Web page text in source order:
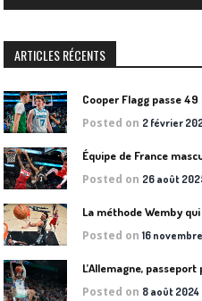
ARTICLES RÉCENTS
Cooper Flagg passe
Posted on 2 février
Équipe de France
Posted on 26 août
La méthode Wemby
Posted on16
L’Allemagne,
Posted on 8 août 2024